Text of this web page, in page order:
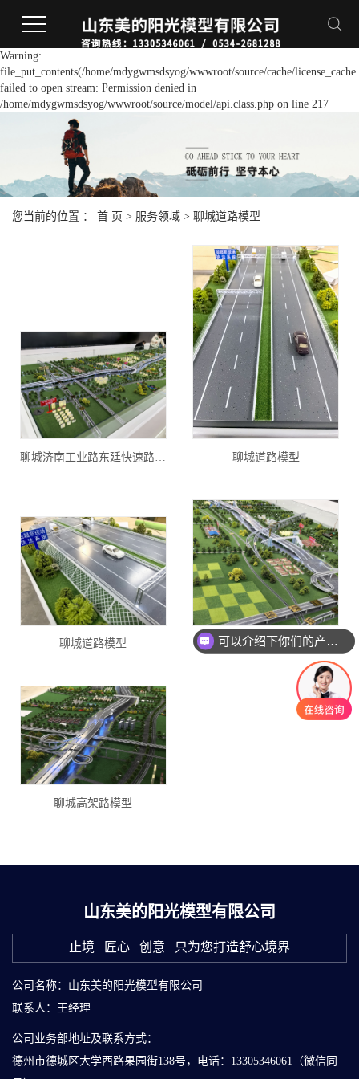
Warning:
file_put_contents(/home/mdygwmsdsyog/wwwroot/source/cache/
failed to open stream: Permission denied in
/home/mdygwmsdsyog/wwwroot/source/model/api.class.php on line 217
您当前的位置 ： 首 页 > 服务领域 > 聊城道路模型
聊城道路模型
聊城道路模型 聊城立交道路
聊城高架路模型
山东美的阳光模型有限公司
止境 匠心 创意 只为您打造舒心境界
公司名称：山东美的阳光模型有限公司
联系人：王经理
公司业务部地址及联系方式：
德州市德城区大学西路果园街138号，电话：13305346061（微信同
可以介绍下你们的产品么